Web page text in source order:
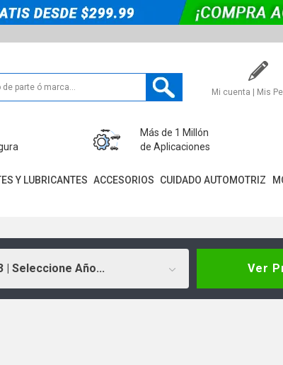
Mi cuenta | Mis
Más de 1 Millón
de Aplicaciones
Y LUBRICANTES ACCESORIOS CUIDADO AUTOMOTRIZ
| Seleccione Año... Ver